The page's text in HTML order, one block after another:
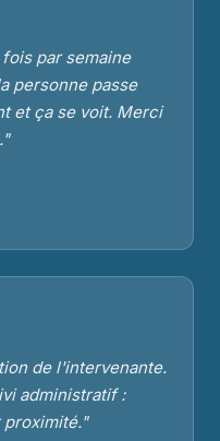
par semaine
personne passe
et ça se voit. Merci
de l'intervenante.
administratif :